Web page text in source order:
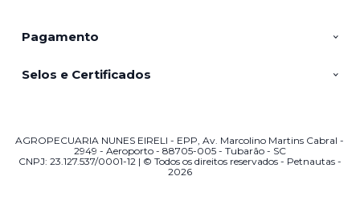
Pagamento
Selos e Certificados
AGROPECUARIA NUNES EIRELI - EPP, Av. Marcolino Martins Cabral -
2949 - Aeroporto - 88705-005 - Tubarão - SC
CNPJ: 23.127.537/0001-12 | © Todos os direitos reservados - Petnautas -
2026